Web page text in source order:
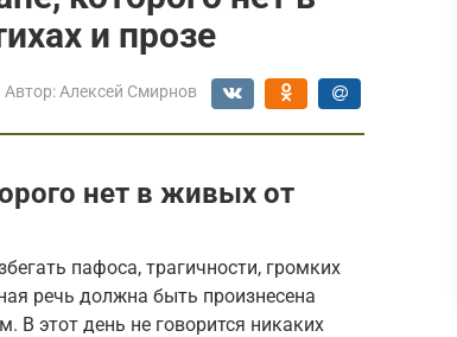
и прозе
Автор: Алексей Смирнов
нет в живых от
пафоса, трагичности, громких
речь должна быть произнесена
В этот день не говорится никаких